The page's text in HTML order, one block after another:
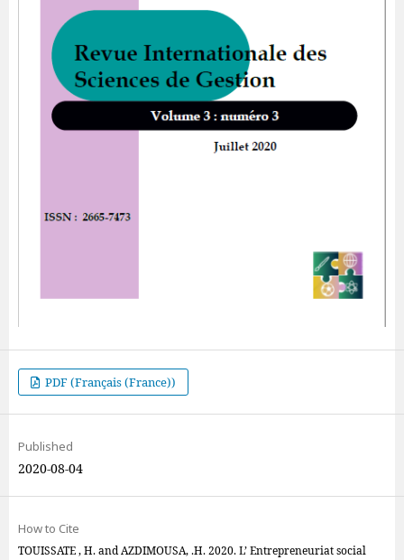
PDF (Français (France))
Published
2020-08-04
How to Cite
TOUISSATE , H. and AZDIMOUSA, .H. 2020. L’ Entrepreneuriat social